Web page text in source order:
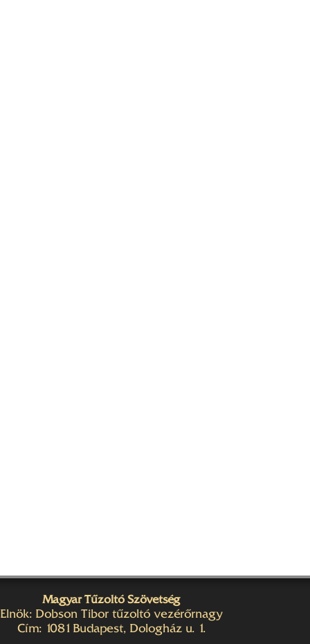
Magyar Tűzoltó Szövetség
Elnök: Dobson Tibor tűzoltó vezérőrnagy
Cím: 1081 Budapest, Dologház u. 1.